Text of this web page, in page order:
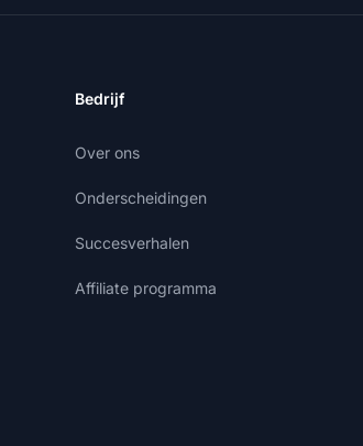
Bedrijf
Over ons
Onderscheidingen
Succesverhalen
Affiliate programma